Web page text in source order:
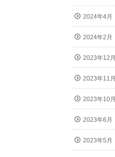
2024年4月
2024年2月
2023年12月
2023年11月
2023年10月
2023年6月
2023年5月